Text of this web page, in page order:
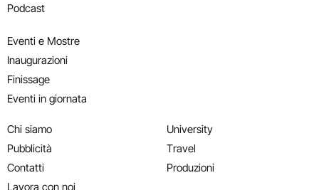
Podcast
Eventi e Mostre
Inaugurazioni
Finissage
Eventi in giornata
Chi siamo
Pubblicità
Contatti
Lavora con noi
University
Travel
Produzioni